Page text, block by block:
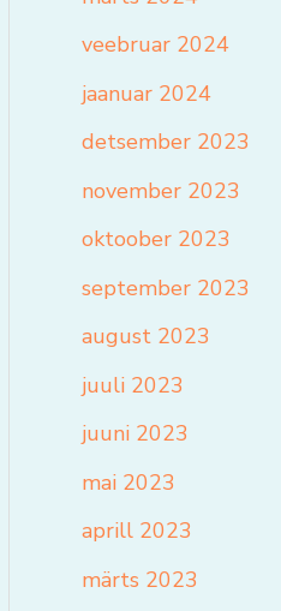
veebruar 2024
jaanuar 2024
detsember 2023
november 2023
oktoober 2023
september 2023
august 2023
juuli 2023
juuni 2023
mai 2023
aprill 2023
märts 2023